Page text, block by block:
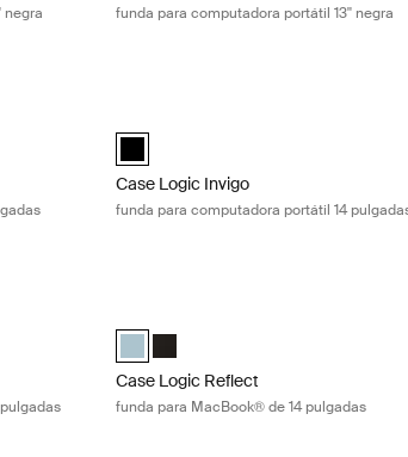
negra funda para computadora portátil 13'' negra
black (selected)
Case Logic Invigo
funda para computadora portátil 14
Púrpura concentrado (selected)
Sleeve Rojo tenue
Sleeve Boulder Beige
Laptop Sleeve Negro
14" Laptop Sleeve Pomelo Pink
14" Laptop Sleeve Grafito
Reflect 14" Laptop Sleeve Dark Blue
Case Logic Reflect 14" MacBook®
Case Logic Reflect 14"
Case Logic Reflect
funda para MacBook® de 14 pulgadas